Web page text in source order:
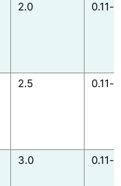
2.0 0.11-
2.5 0.11-
3.0 0.11-